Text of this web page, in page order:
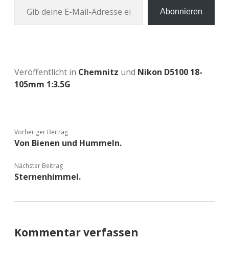
Abonnieren
Veröffentlicht in Chemnitz und Nikon D5100 18-
105mm 1:3.5G
Vorheriger Beitrag
Von Bienen und Hummeln.
Nächster Beitrag
Sternenhimmel.
Kommentar verfassen